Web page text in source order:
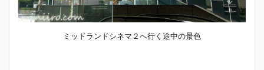
ミッドランドシネマ２へ行く途中の景色